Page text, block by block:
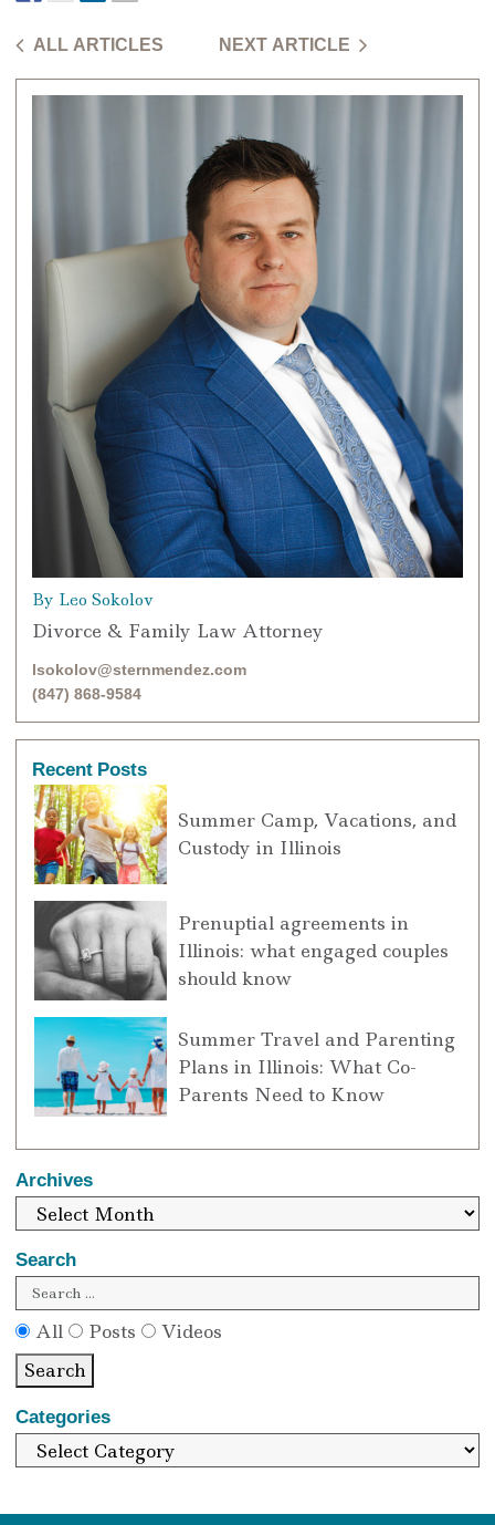
ALL ARTICLES NEXT ARTICLE
By Leo Sokolov
Divorce & Family Law Attorney
lsokolov@sternmendez.com
(847) 868-9584
Recent Posts
Summer Camp, Vacations, and
Custody in Illinois
Prenuptial agreements in
Illinois: what engaged couples
should know
Summer Travel and Parenting
Plans in Illinois: What Co-
Parents Need to Know
Archives
Search
All Posts
Videos
Search
Categories